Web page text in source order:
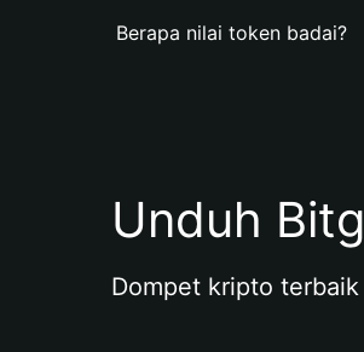
Berapa nilai token badai?
Unduh
Dompet kripto